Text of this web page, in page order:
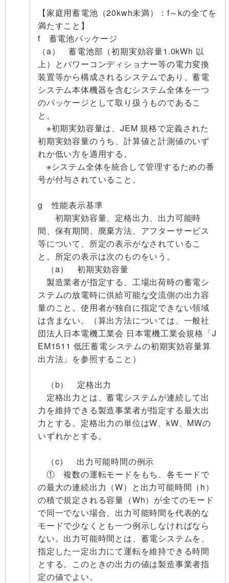
【家庭用蓄電池（20kwh未満）：f～kの全てを
満たすこと】
f 蓄電池パッケージ
（a） 蓄電池部（初期実効容量1.0kWh 以
上）とパワーコンディショナー等の電力変換
装置等から構成されるシステムであり、蓄電
システム本体機器を含むシステム全体を一つ
のパッケージとして取り扱うものであるこ
と。
※初期実効容量は、JEM 規格で定義された
初期実効容量のうち、計算値と計測値のいず
れか低い方を適用する。
※システム全体を統合して管理するための番
号が付与されていること。
g 性能表示基準
初期実効容量、定格出力、出力可能時
間、保有期間、廃棄方法、アフターサービス
等について、所定の表示がなされているこ
と。所定の表示は次のものをいう。
（a） 初期実効容量
製造業者が指定する、工場出荷時の蓄電シ
ステムの放電時に供給可能な交流側の出力容
量のこと。使用者が独自に指定できない領域
は含まない。（算出方法については、一般社
団法人日本電機工業会 日本電機工業会規格「J
EM1511 低圧蓄電システムの初期実効容量算
出方法」を参照すること）
（b） 定格出力
定格出力とは、蓄電システムが連続して出
力を維持できる製造事業者が指定する最大出
力とする。定格出力の単位はW、kW、MWの
いずれかとする。
（c） 出力可能時間の例示
① 複数の運転モードをもち、各モードで
の最大の連続出力（W）と出力可能時間（h）
の積で規定される容量（Wh）が全てのモード
で同一でない場合、出力可能時間を代表的な
モードで少なくとも一つ例示しなければなら
ない。出力可能時間とは、蓄電システムを、
指定した一定出力にて運転を維持できる時間
とする。このときの出力の値は製造事業者指
定の値でよい。